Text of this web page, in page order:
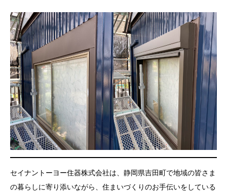
セイナントーヨー住器株式会社は、静岡県吉田町で地域の皆さま
の暮らしに寄り添いながら、住まいづくりのお手伝いをしている